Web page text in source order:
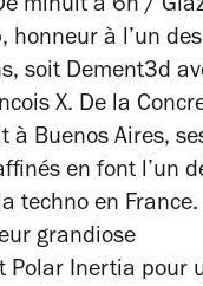
minuit à 6h /
honneur à l’un
soit Dement3d
X. De la
à Buenos Aires,
en font l’un
techno en
grandiose
Polar Inertia pour